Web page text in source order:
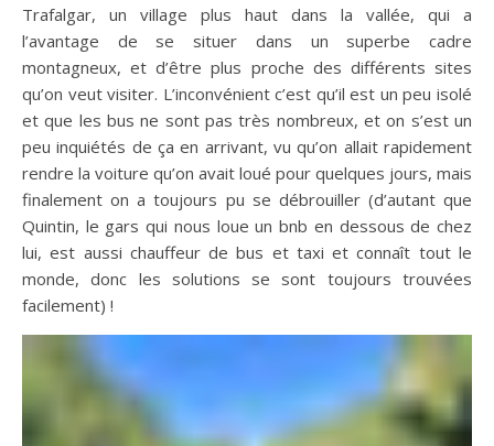
Trafalgar, un village plus haut dans la vallée, qui a
l’avantage de se situer dans un superbe cadre
montagneux, et d’être plus proche des différents sites
qu’on veut visiter. L’inconvénient c’est qu’il est un peu isolé
et que les bus ne sont pas très nombreux, et on s’est un
peu inquiétés de ça en arrivant, vu qu’on allait rapidement
rendre la voiture qu’on avait loué pour quelques jours, mais
finalement on a toujours pu se débrouiller (d’autant que
Quintin, le gars qui nous loue un bnb en dessous de chez
lui, est aussi chauffeur de bus et taxi et connaît tout le
monde, donc les solutions se sont toujours trouvées
facilement) !